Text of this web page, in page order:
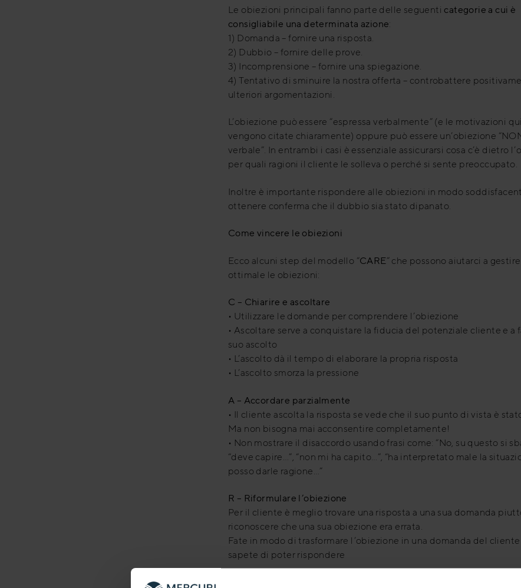
Le obiezioni principali fanno parte delle seguenti categorie a cui è
consigliabile una determinata azione:
1) Domanda – fornire una risposta.
2) Dubbio – fornire delle prove.
3) Incomprensione – fornire una spiegazione.
4) Tentativo di sminuire la nostra offerta – controbattere
ulteriori argomentazioni.
L’obiezione può essere “espressa verbalmente” (e le motivazioni
vengono citate chiaramente) oppure può essere un’obiezione
verbale”. In entrambi i casi è essenziale assicurarsi cosa c’è dietro
per quali ragioni il cliente le solleva o perché si sente preoccupato.
Inoltre è importante rispondere alle obiezioni in modo
ottenere conferma che il dubbio sia stato dipanato.
Come vincere le obiezioni
Ecco alcuni step del modello “CARE” che possono aiutarci a
ottimale le obiezioni:
C – Chiarire e ascoltare
• Utilizzare le domande per comprendere l’obiezione
• Ascoltare serve a conquistare la fiducia del potenziale cliente e a
suo ascolto
• L’ascolto dà il tempo di elaborare la propria risposta
• L’ascolto smorza la pressione
A – Accordare parzialmente
• Il cliente ascolta la risposta se vede che il suo punto di vista è
Ma non bisogna mai acconsentire completamente!
• Non mostrare il disaccordo usando frasi come: “No, su questo si
“deve capire…”, “non mi ha capito…”, “ha interpretato male la
posso darle ragione…”
R – Riformulare l’obiezione
Per il cliente è meglio trovare una risposta a una sua domanda
riconoscere che una sua obiezione era errata.
Fate in modo di trasformare l’obiezione in una domanda del
sapete di poter rispondere